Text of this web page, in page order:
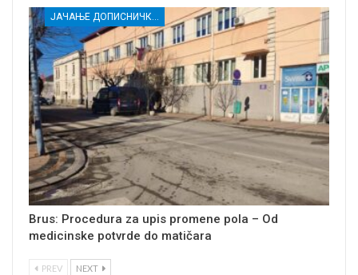
Brus: Procedura za upis promene pola – Od
medicinske potvrde do matičara
PREV NEXT